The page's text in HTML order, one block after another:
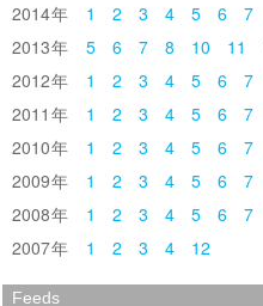
2014
1 2 3 4 5 6 7
2013
5 6 7 8 10 11
2012
1 2 3 4 5 6 7
2011
1 2 3 4 5 6 7
2010
1 2 3 4 5 6 7
2009
1 2 3 4 5 6 7
2008
1 2 3 4 5 6 7
2007
1 2 3 4 12
Feeds